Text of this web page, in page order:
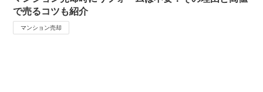
で売るコツも紹介
マンション売却